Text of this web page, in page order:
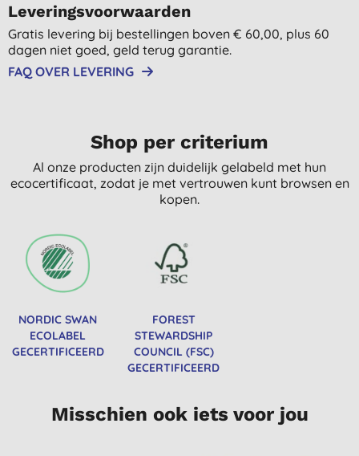
Leveringsvoorwaarden
Gratis levering bij bestellingen boven € 60,00, plus 60
dagen niet goed, geld terug garantie.
FAQ OVER LEVERING
Shop per criterium
Al onze producten zijn duidelijk gelabeld met hun
ecocertificaat, zodat je met vertrouwen kunt browsen en
kopen.
NORDIC SWAN
ECOLABEL
GECERTIFICEERD
FOREST
STEWARDSHIP
COUNCIL (FSC)
GECERTIFICEERD
Misschien ook iets voor jou